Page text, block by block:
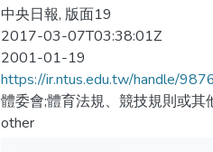
中央日報, 版面19
2017-03-07T03:38:01Z
2001-01-19
https://ir.ntus.edu.tw/handle/
體委會;體育法規、競技規則或其
other